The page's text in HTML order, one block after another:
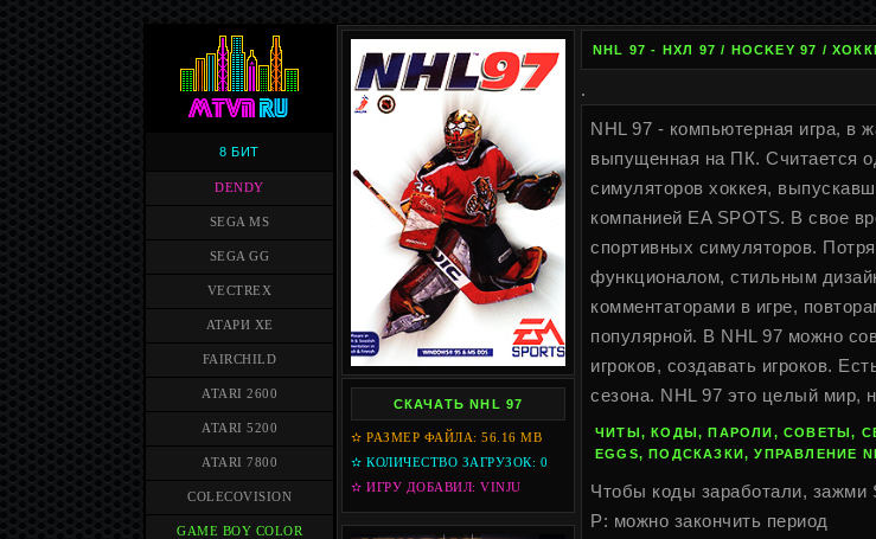
8 БИТ
DENDY
SEGA MS
SEGA GG
VECTREX
АТАРИ XE
FAIRCHILD
ATARI 2600
ATARI 5200
ATARI 7800
COLECOVISION
GAME BOY COLOR
СКАЧАТЬ NHL 97
✫ РАЗМЕР ФАЙЛА: 56.16 MB
✫ КОЛИЧЕСТВО ЗАГРУЗОК: 0
✫ ИГРУ ДОБАВИЛ: VINJU
NHL 97 - НХЛ 97 / HOCKEY 97 /
.
NHL 97 - компьютерная игра, в
выпущенная на ПК. Считается
симуляторов хоккея,
компанией EA SPOTS. В свое
спортивных симуляторов.
функционалом, стильным
комментаторами в игре,
популярной. В NHL 97 можно
игроков, создавать игроков.
сезона. NHL 97 это целый мир,
ЧИТЫ, КОДЫ, ПАРОЛИ, СОВЕТЫ,
EGGS, ПОДСКАЗКИ, УПРАВЛЕНИЕ
Чтобы коды заработали, зажми
P: можно закончить период